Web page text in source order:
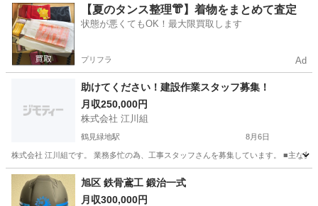
大阪 藤井寺市 鳶職
【夏のタンス整理👘】着物をまとめて査定
状態が悪くてもOK！最大限買取します
プリフラ Ad
助けてください！建設作業スタッフ募集！
月収250,000円
株式会社 江川組
鶴見緑地駅 8月6日
株式会社 江川組です。 業務多忙の為、工事スタッフさんを募集しています。 ■主
大阪 守口市 鶴見緑地駅 その他
旭区 鉄骨鳶工 鍛治一式
月収300,000円